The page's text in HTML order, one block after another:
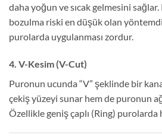
daha yoğun ve sıcak gelmesini sağlar.
bozulma riski en düşük olan
purolarda uygulanması zordur.
4. V-Kesim (V-Cut)
Puronun ucunda “V” şeklinde bir
çekiş yüzeyi sunar hem de puronun
Özellikle geniş çaplı (Ring) purolarda